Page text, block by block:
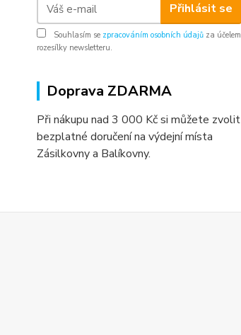
Přihlásit se
Souhlasím se zpracováním osobních údajů za účelem
rozesílky newsletteru.
Doprava ZDARMA
Při nákupu nad 3 000 Kč si můžete zvolit
bezplatné doručení na výdejní místa
Zásilkovny a Balíkovny.